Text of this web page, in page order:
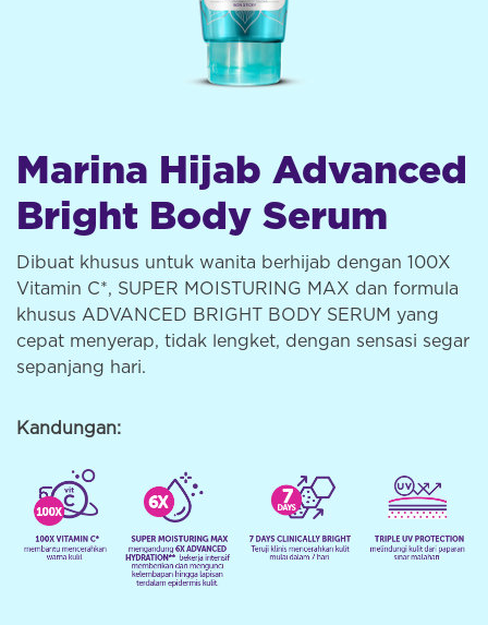
Marina Hijab Advanced
Bright Body Serum
Dibuat khusus untuk wanita berhijab dengan 100X
Vitamin C*, SUPER MOISTURING MAX dan formula
khusus ADVANCED BRIGHT BODY SERUM yang
cepat menyerap, tidak lengket, dengan sensasi segar
sepanjang hari.
Kandungan: